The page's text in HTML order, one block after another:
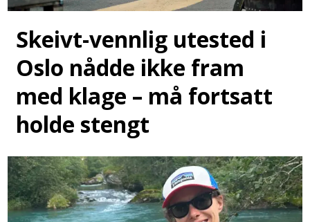
Skeivt-vennlig utested i
Oslo nådde ikke fram
med klage – må fortsatt
holde stengt